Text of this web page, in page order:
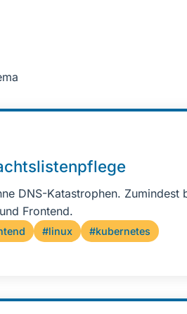
DNS-Katastrophen.
Frontend.
#linux #kubernetes